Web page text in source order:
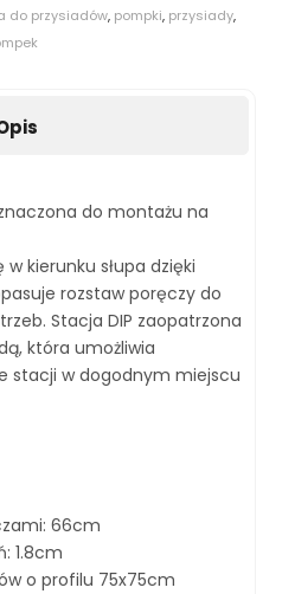
do przysiadów, pompki, przysiady,
do montażu na
kierunku słupa dzięki
rozstaw poręczy do
Stacja DIP zaopatrzona
która umożliwia
stacji w dogodnym miejscu
66cm
1.8cm
o profilu 75x75cm